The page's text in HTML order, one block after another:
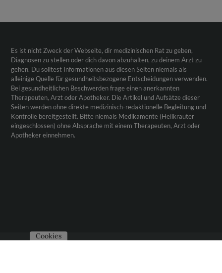
Es ist nicht Zweck der Webseite, dir medizinischen Rat zu geben,
Diagnosen zu stellen oder dich davon abzuhalten, zu deinem Arzt zu
gehen. Du solltest Informationen aus diesen Seiten niemals als
alleinige Quelle für gesundheitsbezogene Entscheidungen verwenden.
Bei gesundheitlichen Beschwerden frage einen anerkannten
Therapeuten, Arzt oder Apotheker. Die Artikel und Aufsätze dieser
Seiten werden ohne direkte medizinisch-redaktionelle Begleitung und
Kontrolle bereitgestellt. Bitte niemals Medikamente (Heilkräuter
eingeschlossen) ohne Absprache mit einem Therapeuten, Arzt oder
Apotheker einnehmen.
Cookies